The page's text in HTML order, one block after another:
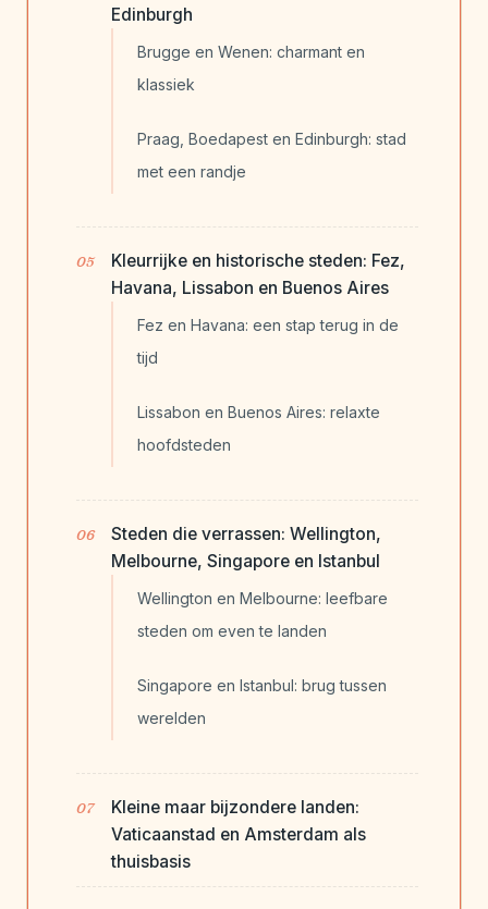
Edinburgh
Brugge en Wenen: charmant en
klassiek
Praag, Boedapest en Edinburgh: stad
met een randje
Kleurrijke en historische steden: Fez,
Havana, Lissabon en Buenos Aires
Fez en Havana: een stap terug in de
tijd
Lissabon en Buenos Aires: relaxte
hoofdsteden
Steden die verrassen: Wellington,
Melbourne, Singapore en Istanbul
Wellington en Melbourne: leefbare
steden om even te landen
Singapore en Istanbul: brug tussen
werelden
Kleine maar bijzondere landen:
Vaticaanstad en Amsterdam als
thuisbasis